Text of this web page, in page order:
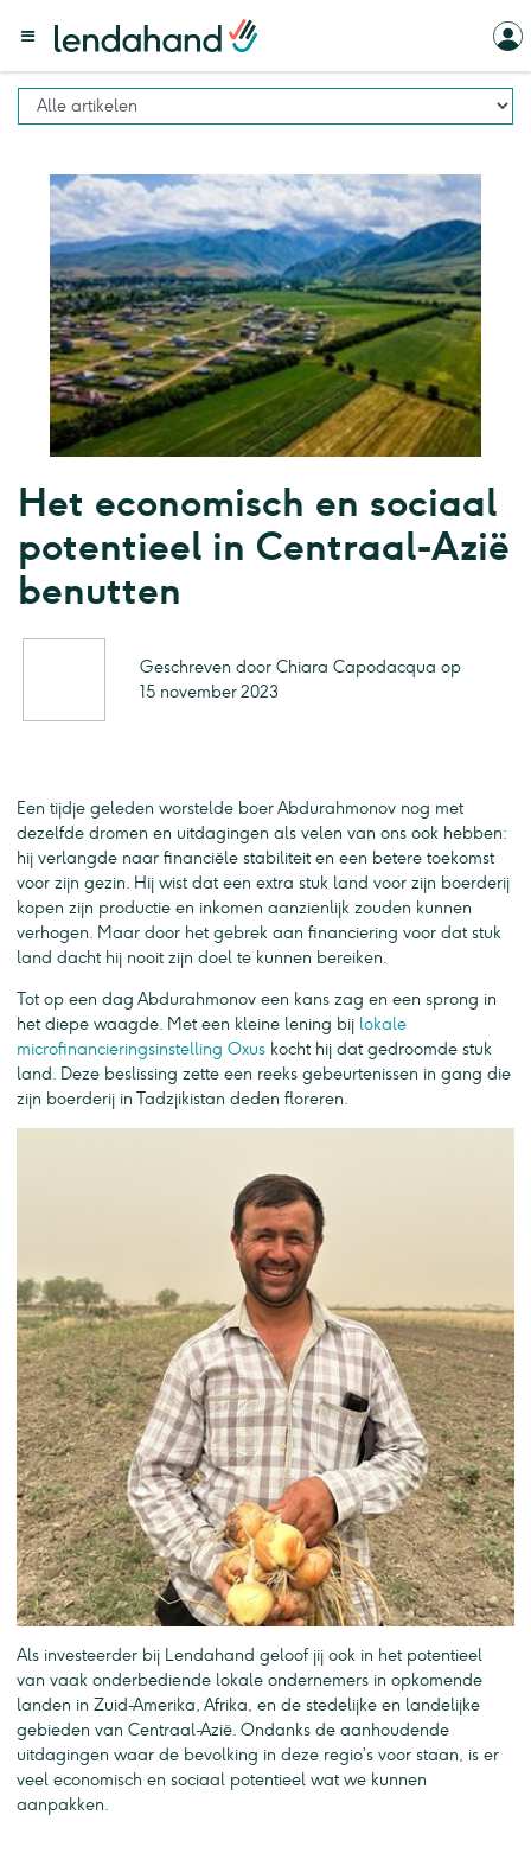
Het economisch en sociaal
potentieel in Centraal-Azië
benutten
Geschreven door Chiara Capodacqua op
15 november 2023
Een tijdje geleden worstelde boer Abdurahmonov nog met
dezelfde dromen en uitdagingen als velen van ons ook hebben:
hij verlangde naar financiële stabiliteit en een betere toekomst
voor zijn gezin. Hij wist dat een extra stuk land voor zijn boerderij
kopen zijn productie en inkomen aanzienlijk zouden kunnen
verhogen. Maar door het gebrek aan financiering voor dat stuk
land dacht hij nooit zijn doel te kunnen bereiken.
Tot op een dag Abdurahmonov een kans zag en een sprong in
het diepe waagde. Met een kleine lening bij lokale
microfinancieringsinstelling Oxus kocht hij dat gedroomde stuk
land. Deze beslissing zette een reeks gebeurtenissen in gang die
zijn boerderij in Tadzjikistan deden floreren.
Als investeerder bij Lendahand geloof jij ook in het potentieel
van vaak onderbediende lokale ondernemers in opkomende
landen in Zuid-Amerika, Afrika, en de stedelijke en landelijke
gebieden van Centraal-Azië. Ondanks de aanhoudende
uitdagingen waar de bevolking in deze regio’s voor staan, is er
veel economisch en sociaal potentieel wat we kunnen
aanpakken.